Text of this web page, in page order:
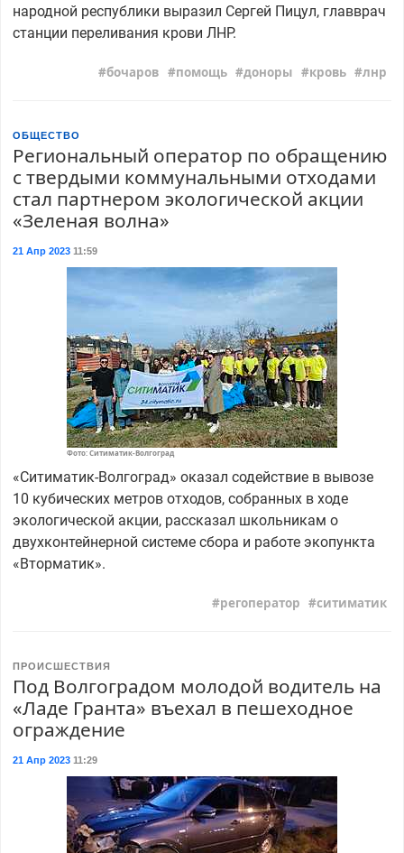
народной республики выразил Сергей Пицул, главврач
станции переливания крови ЛНР.
бочаров помощь доноры кровь лнр
ОБЩЕСТВО
Региональный оператор по обращению
с твердыми коммунальными отходами
стал партнером экологической акции
«Зеленая волна»
21 Апр 202311:59
Фото: Ситиматик-Волгоград
«Ситиматик-Волгоград» оказал содействие в вывозе
10 кубических метров отходов, собранных в ходе
экологической акции, рассказал школьникам о
двухконтейнерной системе сбора и работе экопункта
«Вторматик».
регоператор ситиматик
ПРОИСШЕСТВИЯ
Под Волгоградом молодой водитель на
«Ладе Гранта» въехал в пешеходное
ограждение
21 Апр 202311:29